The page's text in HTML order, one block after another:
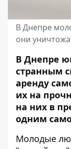
В Днепре
они
В Днепре
странным
аренду
их на
на них в
одним
Молодые